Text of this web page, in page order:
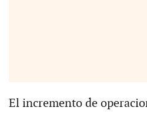
El incremento de